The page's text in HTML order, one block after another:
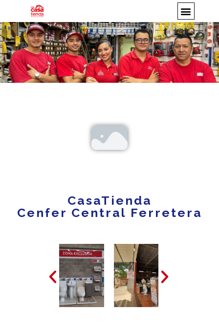
CasaTienda
Cenfer Central Ferretera